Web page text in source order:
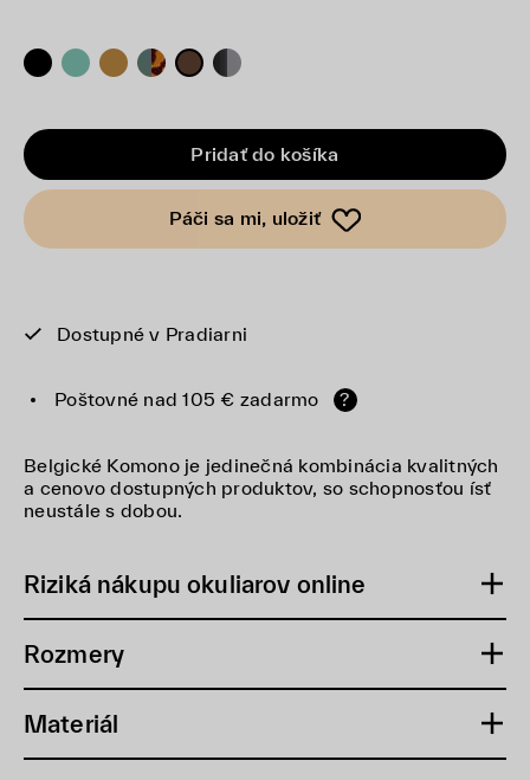
Pridať do košíka
Páči sa mi, uložiť
Dostupné v Pradiarni
Poštovné nad 105 € zadarmo ?
Belgické Komono je jedinečná kombinácia kvalitných
a cenovo dostupných produktov, so schopnosťou ísť
neustále s dobou.
Riziká nákupu okuliarov online
Rozmery
Materiál